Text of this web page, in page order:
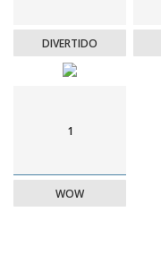
DIVERTIDO
1
WOW